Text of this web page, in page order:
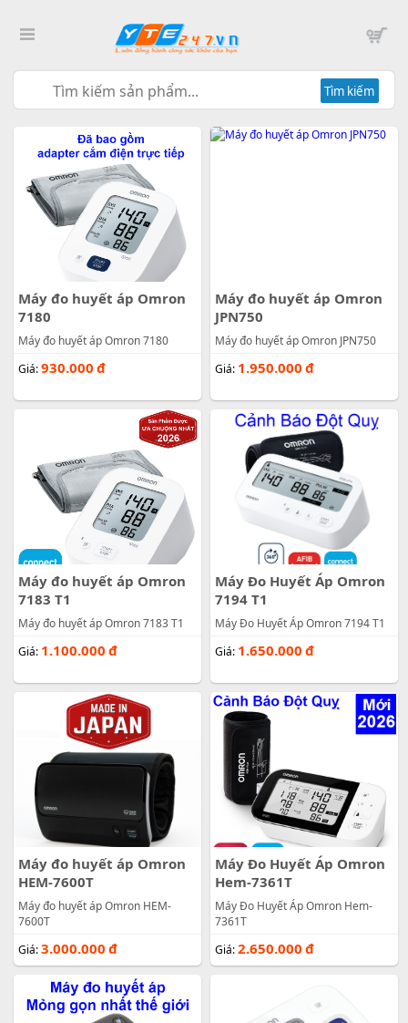
Tìm kiếm
Máy đo huyết áp Omron
7180
Máy đo huyết áp Omron 7180
Giá:930.000 đ
Máy đo huyết áp Omron
JPN750
Máy đo huyết áp Omron JPN750
Giá: 1.950.000 đ
Máy đo huyết áp Omron
7183 T1
Máy đo huyết áp Omron 7183 T1
Giá: 1.100.000 đ
Máy Đo Huyết Áp Omron
7194 T1
Máy Đo Huyết Áp Omron 7194 T1
Giá: 1.650.000 đ
Máy đo huyết áp Omron
HEM-7600T
Máy đo huyết áp Omron HEM-
7600T
Giá:3.000.000 đ
Máy Đo Huyết Áp Omron
Hem-7361T
Máy Đo Huyết Áp Omron Hem-
7361T
Giá:2.650.000 đ